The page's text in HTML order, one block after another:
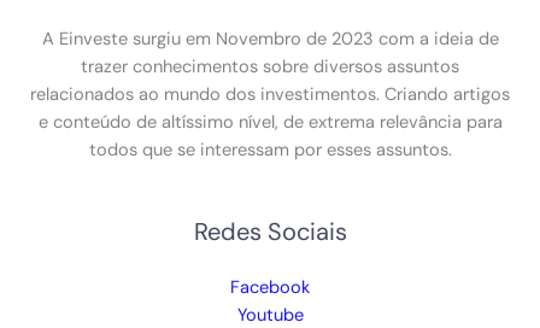
A Einveste surgiu em Novembro de 2023 com a ideia de
trazer conhecimentos sobre diversos assuntos
relacionados ao mundo dos investimentos. Criando artigos
e conteúdo de altíssimo nível, de extrema relevância para
todos que se interessam por esses assuntos.
Redes Sociais
Facebook
Youtube